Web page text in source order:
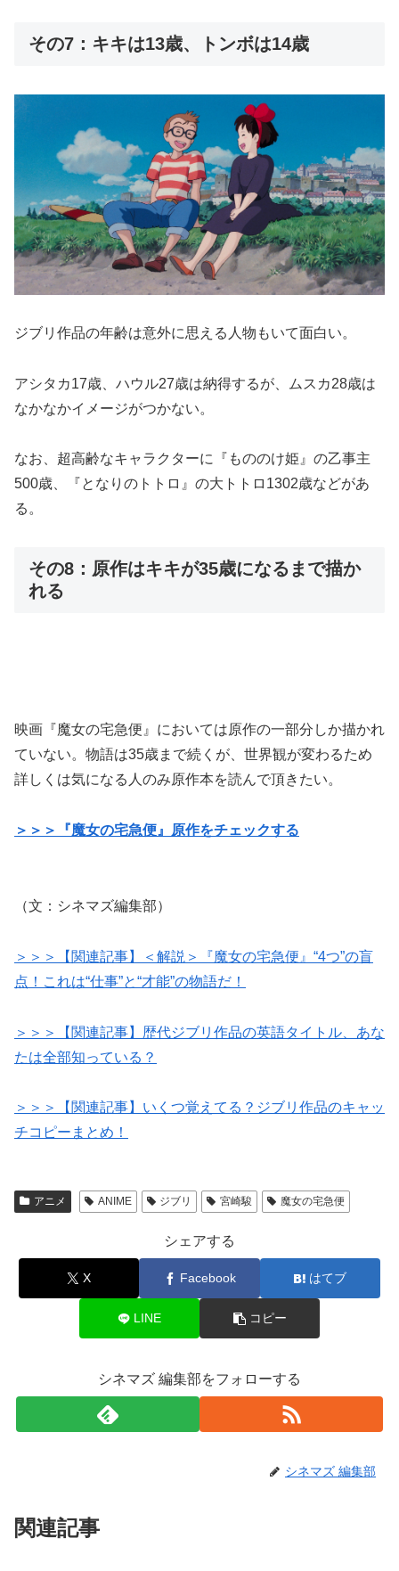
その7：キキは13歳、トンボは14歳
ジブリ作品の年齢は意外に思える人物もいて面白い。
アシタカ17歳、ハウル27歳は納得するが、ムスカ28歳は
なかなかイメージがつかない。
なお、超高齢なキャラクターに『もののけ姫』の乙事主
500歳、『となりのトトロ』の大トトロ1302歳などがあ
る。
その8：原作はキキが35歳になるまで描か
れる
映画『魔女の宅急便』においては原作の一部分しか描かれ
ていない。物語は35歳まで続くが、世界観が変わるため
詳しくは気になる人のみ原作本を読んで頂きたい。
＞＞＞『魔女の宅急便』原作をチェックする
（文：シネマズ編集部）
＞＞＞【関連記事】＜解説＞『魔女の宅急便』“4つ”の盲
点！これは“仕事”と“才能”の物語だ！
＞＞＞【関連記事】歴代ジブリ作品の英語タイトル、あな
たは全部知っている？
＞＞＞【関連記事】いくつ覚えてる？ジブリ作品のキャッ
チコピーまとめ！
アニメ ANIME ジブリ 宮崎駿 魔女の宅急便
シェアする
X Facebook はてブ
LINE コピー
シネマズ 編集部をフォローする
シネマズ 編集部
関連記事